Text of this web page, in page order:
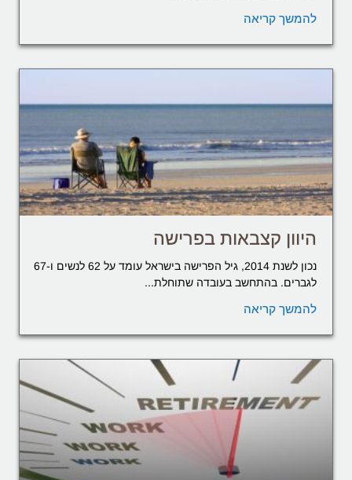
להמשך קריאה
היוון קצבאות בפרישה
נכון לשנת 2014, גיל הפרישה בישראל עומד על 62 לנשים ו-67
לגברים. בהתחשב בעובדה שתוחלת...
להמשך קריאה